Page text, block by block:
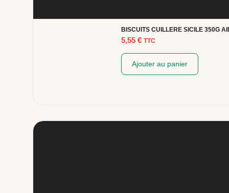
BISCUITS CUILLERE SICILE 350G
5,55€ TTC
Ajouter au panier